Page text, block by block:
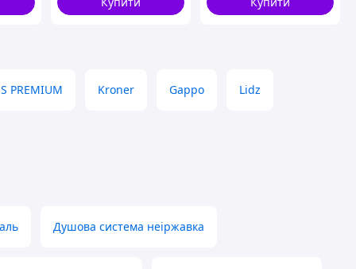
PREMIUM Kroner Gappo Lidz
Душова система неіржавка